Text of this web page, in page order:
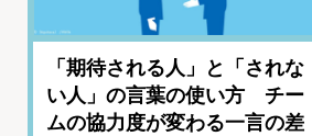
「期待される人」と「されな
い人」の言葉の使い方 チー
ムの協力度が変わる一言の差